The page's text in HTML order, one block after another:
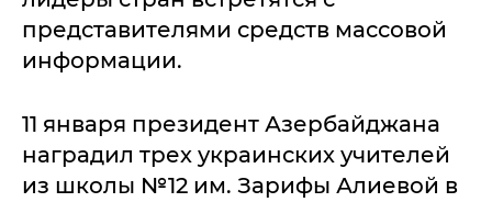
представителями средств массовой
информации.
11 января президент Азербайджана
наградил трех украинских учителей
из школы №12 им. Зарифы Алиевой в